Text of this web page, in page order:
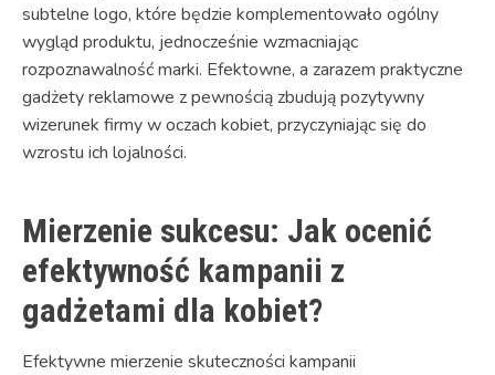
subtelne logo, które będzie komplementowało ogólny
wygląd produktu, jednocześnie wzmacniając
rozpoznawalność marki. Efektowne, a zarazem praktyczne
gadżety reklamowe z pewnością zbudują pozytywny
wizerunek firmy w oczach kobiet, przyczyniając się do
wzrostu ich lojalności.
Mierzenie sukcesu: Jak ocenić
efektywność kampanii z
gadżetami dla kobiet?
Efektywne mierzenie skuteczności kampanii